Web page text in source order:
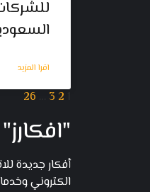
اقرا المزيد
1
2
3
26
"افكارز"
أفكار جديدة
الكتروني